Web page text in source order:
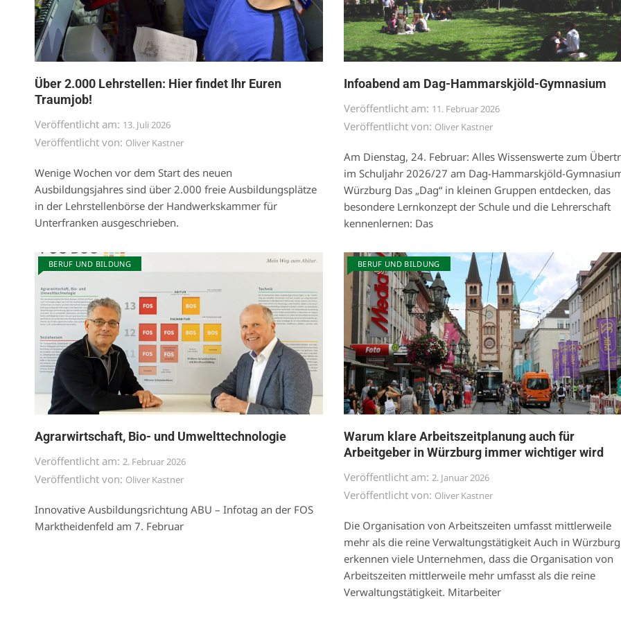
Über 2.000 Lehrstellen: Hier findet Ihr Euren
Traumjob!
Veröffentlicht am: 13. Juli 2026
Veröffentlicht von: Oliver Kastner
Wenige Wochen vor dem Start des neuen
Ausbildungsjahres sind über 2.000 freie Ausbildungsplätze
in der Lehrstellenbörse der Handwerkskammer für
Unterfranken ausgeschrieben.
Infoabend am Dag-Hammarskjöld-Gymnasium
Veröffentlicht am: 11. Februar 2026
Veröffentlicht von: Oliver Kastner
Am Dienstag, 24. Februar: Alles Wissenswerte zum
im Schuljahr 2026/27 am Dag-Hammarskjöld-
Würzburg Das „Dag“ in kleinen Gruppen entdecken, das
besondere Lernkonzept der Schule und die Lehrerschaft
kennenlernen: Das
BERUF UND BILDUNG
Agrarwirtschaft, Bio- und Umwelttechnologie
Veröffentlicht am: 2. Februar 2026
Veröffentlicht von: Oliver Kastner
Innovative Ausbildungsrichtung ABU – Infotag an der FOS
Marktheidenfeld am 7. Februar
BERUF UND BILDUNG
Warum klare Arbeitszeitplanung auch für
Arbeitgeber in Würzburg immer wichtiger wird
Veröffentlicht am: 2. Januar 2026
Veröffentlicht von: Oliver Kastner
Die Organisation von Arbeitszeiten umfasst mittlerweile
mehr als die reine Verwaltungstätigkeit Auch in Würzburg
erkennen viele Unternehmen, dass die Organisation von
Arbeitszeiten mittlerweile mehr umfasst als die reine
Verwaltungstätigkeit. Mitarbeiter